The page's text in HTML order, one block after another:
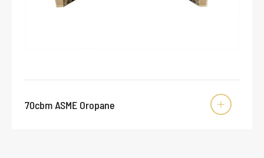
70cbm ASME Oropane 